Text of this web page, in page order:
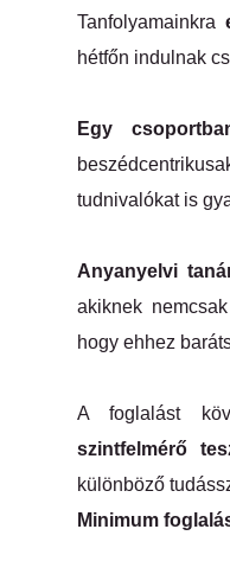
Tanfolyamainkra
hétfőn indulnak
Egy
tudnivalókat is
Anyanyelvi
akiknek
hogy ehhez
​A foglalást
szintfelmérő
különböző
Minimum